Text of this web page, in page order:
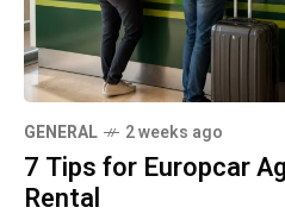
GENERAL 2 weeks ago
7 Tips for Europcar
Rental